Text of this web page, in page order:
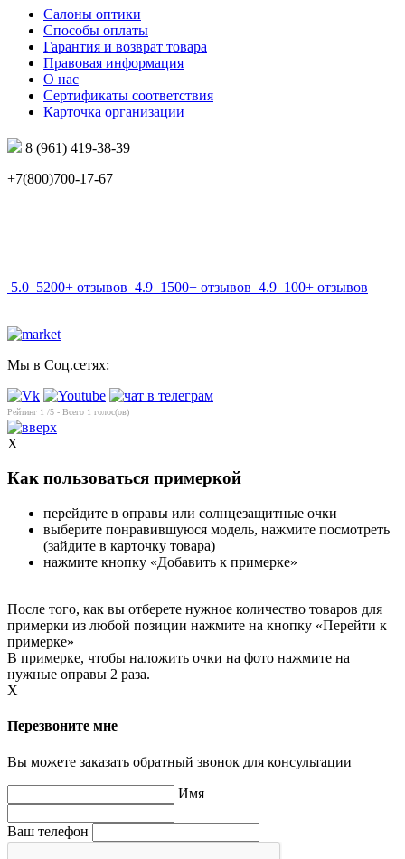
Салоны оптики
Способы оплаты
Гарантия и возврат товара
Правовая информация
О нас
Сертификаты соответствия
Карточка организации
8 (961) 419-38-39
+7(800)700-17-67
5.0 5200+ отзывов 4.9 1500+ отзывов 4.9 100+ отзывов
Мы в Соц.сетях:
Рейтинг 1 /5 - Всего 1 голос(ов)
X
Как пользоваться примеркой
перейдите в оправы или солнцезащитные очки
выберите понравившуюся модель, нажмите посмотреть
(зайдите в карточку товара)
нажмите кнопку «Добавить к примерке»
После того, как вы отберете нужное количество товаров для
примерки из любой позиции нажмите на кнопку «Перейти к
примерке»
В примерке, чтобы наложить очки на фото нажмите на
нужные оправы 2 раза.
X
Перезвоните мне
Вы можете заказать обратный звонок для консультации
Имя
Ваш телефон